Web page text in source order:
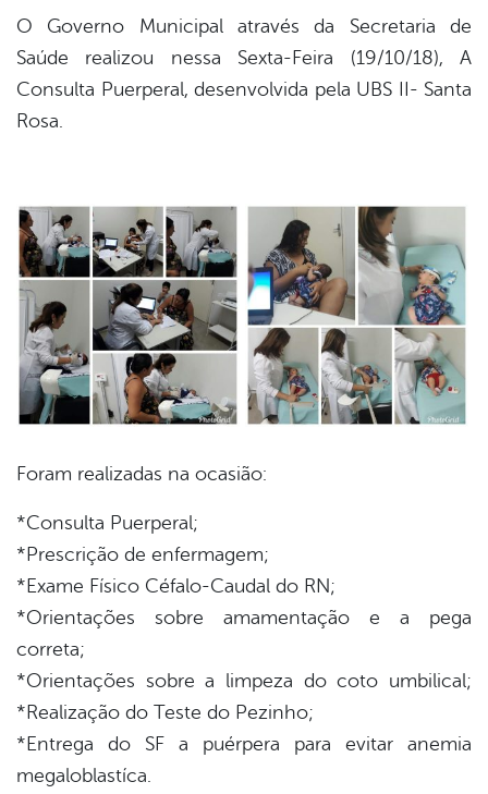
O Governo Municipal através da Secretaria de
Saúde realizou nessa Sexta-Feira (19/10/18), A
Consulta Puerperal, desenvolvida pela UBS II- Santa
Rosa.
Foram realizadas na ocasião:
*Consulta Puerperal;
*Prescrição de enfermagem;
*Exame Físico Céfalo-Caudal do RN;
*Orientações sobre amamentação e a pega
correta;
*Orientações sobre a limpeza do coto umbilical;
*Realização do Teste do Pezinho;
*Entrega do SF a puérpera para evitar anemia
megaloblastíca.